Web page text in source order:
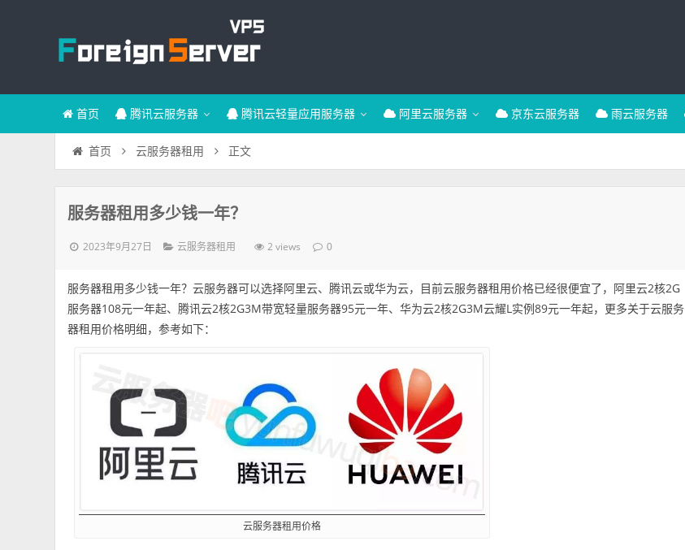
首页 腾讯云服务器 腾讯云轻量应用服务器 阿里云服务器 京东云服务器 雨云服务器
首页 云服务器租用 正文
服务器租用多少钱一年？
2023年9月27日 云服务器租用 2 views 0
服务器租用多少钱一年？云服务器可以选择阿里云、腾讯云或华为云，目前云服务器租用价格已经很便宜了，阿里云2核2G
服务器108元一年起、腾讯云2核2G3M带宽轻量服务器95元一年、华为云2核2G3M云耀L实例89元一年起，更多关于云服务
器租用价格明细，参考如下：
云服务器租用价格